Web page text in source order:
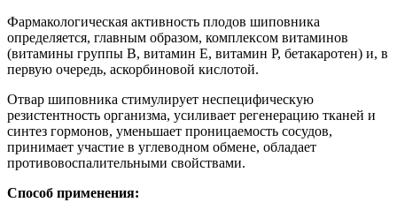
Фармакологическая активность плодов шиповника
определяется, главным образом, комплексом витаминов
(витамины группы B, витамин E, витамин P, бетакаротен) и, в
первую очередь, аскорбиновой кислотой.
Отвар шиповника стимулирует неспецифическую
резистентность организма, усиливает регенерацию тканей и
синтез гормонов, уменьшает проницаемость сосудов,
принимает участие в углеводном обмене, обладает
противовоспалительными свойствами.
Способ применения: